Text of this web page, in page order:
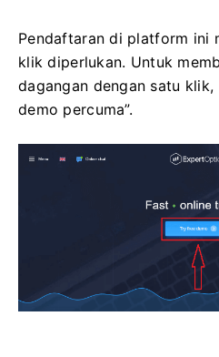
Pendaftaran di platform ini
klik diperlukan. Untuk
dagangan dengan satu
demo percuma”.